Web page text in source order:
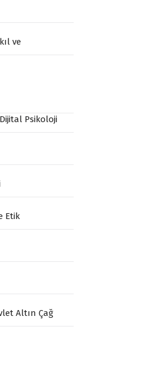
ve
Psikoloji
Etik
Altın Çağ